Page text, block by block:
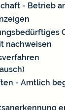
- Betrieb
nachweisen
- Amtlich